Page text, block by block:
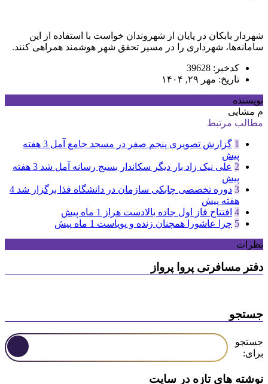
شهردار بابکان در پایان از شهروندان خواست با استفاده از این
سامانه‌ها، شهرداری را در مسیر تحقق شهر هوشمند همراهی کنند.
کدخبر: 39628
تاریخ: مهر ۲۹, ۱۴۰۴
نویسنده
م مشایی
مطالب مرتبط
1 گزارش تصویری پنجم صفر در مسجد جامع آمل
3 هفته
پیش
2 علی نیک زاد بار دیگر سکاندار بسیج رسانه آمل شد
3 هفته
پیش
3 دوره تخصصی چابکی سازمان در دانشگاه فذا برگزار شد 4
هفته پیش
4 افتتاح فاز اول جاده بالادست هراز
1 ماه پیش
5 چرا عاشورا همچنان زنده و پویاست 1 ماه پیش
نظرات
دفتر مسافرتی پروا پرواز
جستجو
جستجو
برای:
نوشته های تازه در سایت